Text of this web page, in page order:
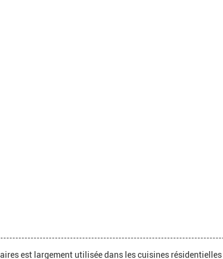
est largement utilisée dans les cuisines